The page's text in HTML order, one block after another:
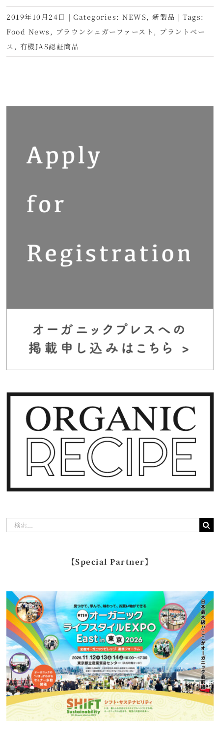
2019年10月24日 | Categories:NEWS,新製品 | Tags:
Food News , ブラウンシュガーファースト , プラントベー
ス , 有機JAS認証商品
【Special Partner】